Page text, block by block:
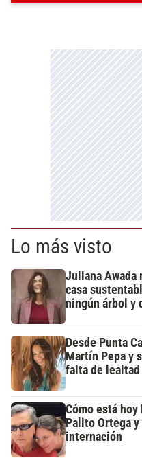
Lo más visto
Juliana Awada
casa
ningún árbol y
Desde Punta
Martín Pepa y
falta de
Cómo está hoy
Palito Ortega
internación